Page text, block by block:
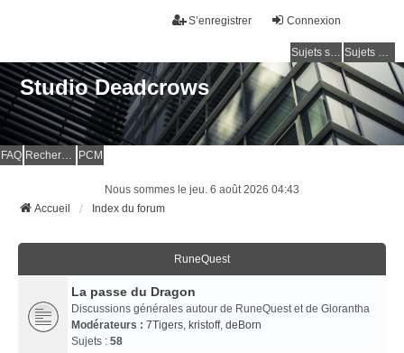
Connexion
S’enregistrer
Sujets sans réponse Sujets actifs
Studio Deadcrows
FAQ Rechercher PCM
Nous sommes le jeu. 6 août 2026 04:43
Accueil
Index du forum
RuneQuest
La passe du Dragon
Discussions générales autour de RuneQuest et de Glorantha
Modérateurs : 7Tigers, kristoff, deBorn
Sujets : 58